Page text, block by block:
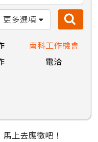
更多選項
南科工作機會
電洽
上去應徵吧！